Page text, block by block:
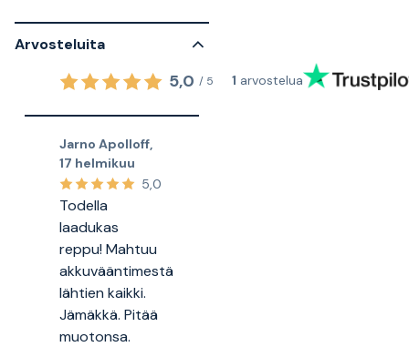
Arvosteluita
5,0 / 5 1 arvostelua
Jarno Apolloff,
17 helmikuu
5,0
Todella
laadukas
reppu! Mahtuu
akkuvääntimestä
lähtien kaikki.
Jämäkkä. Pitää
muotonsa.